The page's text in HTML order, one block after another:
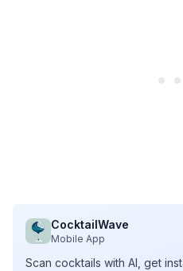
CocktailWave
Mobile App
Scan cocktails with AI, get